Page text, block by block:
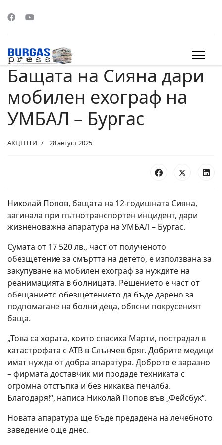
Бащата на Сияна дари
мобилен ехограф на
УМБАЛ – Бургас
АКЦЕНТИ 28 август 2025
Николай Попов, бащата на 12-годишната Сияна,
загинала при пътнотранспортен инцидент, дари
жизненоважна апаратура на УМБАЛ – Бургас.
Сумата от 17 520 лв., част от полученото
обезщетение за смъртта на детето, е използвана за
закупуване на мобилен ехограф за нуждите на
реанимацията в болницата. Решението е част от
обещанието обезщетението да бъде дарено за
подпомагане на болни деца, обясни покрусеният
баща.
„Това са хората, които спасиха Марти, пострадал в
катастрофата с АТВ в Слънчев бряг. Добрите медици
имат нужда от добра апаратура. Доброто е заразно
– фирмата доставчик ми продаде техниката с
огромна отстъпка и без никаква печалба.
Благодаря!“, написа Николай Попов във „Фейсбук“.
Новата апаратура ще бъде предадена на лечебното
заведение още днес.